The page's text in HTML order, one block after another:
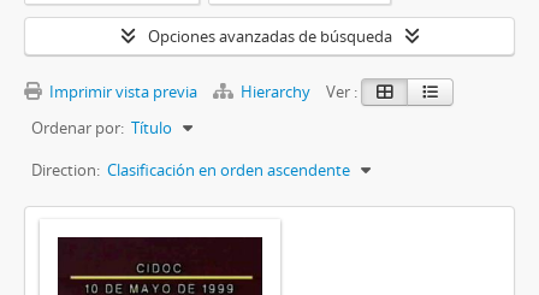
Opciones avanzadas de búsqueda
Imprimir vista previa Hierarchy
Ver :
Ordenar por: Título
Direction: Clasificación en orden ascendente